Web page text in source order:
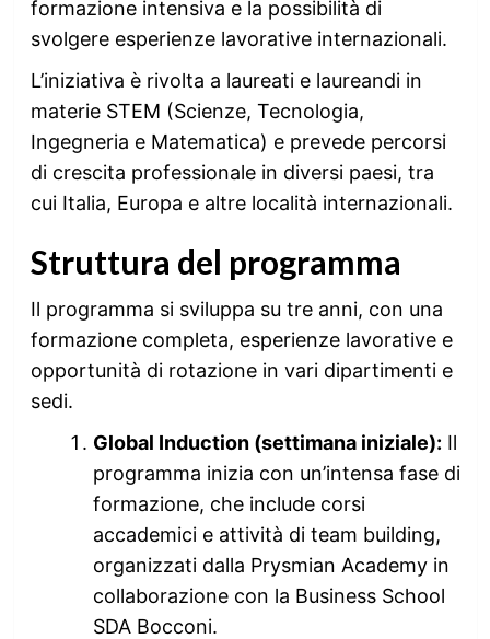
formazione intensiva e la possibilità di
svolgere esperienze lavorative internazionali.
L’iniziativa è rivolta a laureati e laureandi in
materie STEM (Scienze, Tecnologia,
Ingegneria e Matematica) e prevede percorsi
di crescita professionale in diversi paesi, tra
cui Italia, Europa e altre località internazionali.
Struttura del programma
Il programma si sviluppa su tre anni, con una
formazione completa, esperienze lavorative e
opportunità di rotazione in vari dipartimenti e
sedi.
Global Induction (settimana iniziale): Il
programma inizia con un’intensa fase di
formazione, che include corsi
accademici e attività di team building,
organizzati dalla Prysmian Academy in
collaborazione con la Business School
SDA Bocconi.